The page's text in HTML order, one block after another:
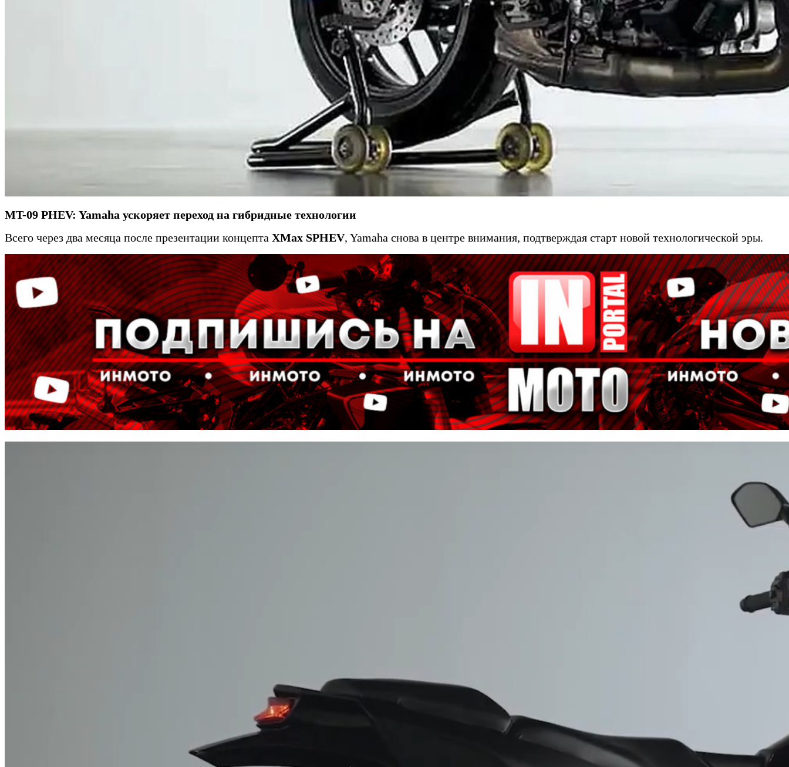
MT-09 PHEV: Yamaha ускоряет переход на гибридные технологии
Всего через два месяца после презентации концепта XMax SPHEV, Yamaha снова в центре внимания, подтверждая старт новой технологической эры.